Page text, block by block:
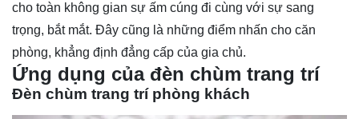
cho toàn không gian sự ấm cúng đi cùng với sự sang
trọng, bắt mắt. Đây cũng là những điểm nhấn cho căn
phòng, khẳng định đẳng cấp của gia chủ.
Ứng dụng của đèn chùm trang trí
Đèn chùm trang trí phòng khách